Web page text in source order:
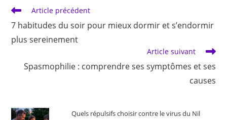
Read
more
articles
Article précédent
7 habitudes du soir pour mieux dormir et s’endormir
plus sereinement
Article suivant
Spasmophilie : comprendre ses symptômes et ses
causes
Quels répulsifs choisir contre le virus du Nil